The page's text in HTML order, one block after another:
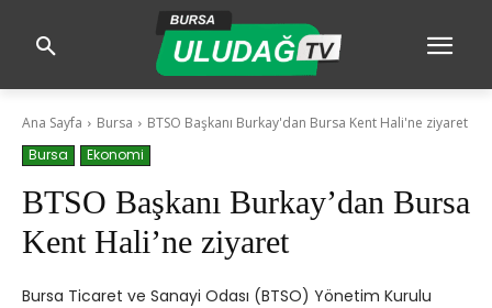
Ana Sayfa Bursa
BTSO Başkanı Burkay'dan Bursa Kent Hali'ne ziyaret
Bursa
Ekonomi
BTSO Başkanı Burkay’dan Bursa
Kent Hali’ne ziyaret
Bursa Ticaret ve Sanayi Odası (BTSO) Yönetim Kurulu